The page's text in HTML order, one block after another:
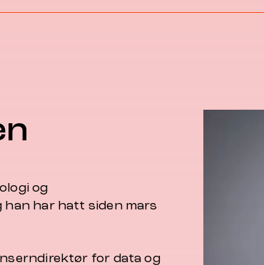
og
han har hatt siden mars
for data og